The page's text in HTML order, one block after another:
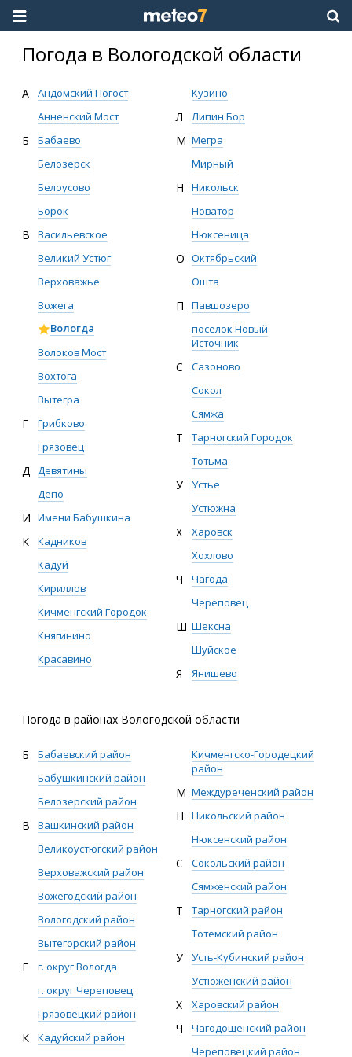
Погода в Вологодской области
А
Андомский Погост
Анненский Мост
Б
Бабаево
Белозерск
Белоусово
Борок
В
Васильевское
Великий Устюг
Верховажье
Вожега
Вологда
Волоков Мост
Вохтога
Вытегра
Г
Грибково
Грязовец
Д
Девятины
Депо
И Имени Бабушкина
К
Кадников
Кадуй
Кириллов
Кичменгский Городок
Княгинино
Красавино
Кузино
Л Липин Бор
М Мегра
Мирный
Н
Никольск
Новатор
Нюксеница
О Октябрьский
Ошта
П
Павшозеро
поселок Новый
Источник
С
Сазоново
Сокол
Сямжа
Т
Тарногский Городок
Тотьма
У
Устье
Устюжна
Х
Харовск
Хохлово
Ч
Чагода
Череповец
Ш Шексна
Шуйское
Я Янишево
Погода в районах Вологодской области
Б
Бабаевский район
Бабушкинский район
Белозерский район
В
Вашкинский район
Великоустюгский район
Верховажский район
Вожегодский район
Вологодский район
Вытегорский район
Г
г. округ Вологда
г. округ Череповец
Грязовецкий район
К
Кадуйский район
Кичменгско-Городецкий
район
М Междуреченский район
Н
Никольский район
Нюксенский район
С
Сокольский район
Сямженский район
Т
Тарногский район
Тотемский район
У
Усть-Кубинский район
Устюженский район
Х Харовский район
Ч
Чагодощенский район
Череповецкий район